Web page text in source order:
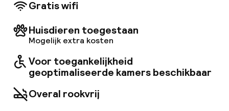
energie op te doen, even weg van de drukte
van de stad.
Gratis wifi
Huisdieren toegestaan
Mogelijk extra kosten
Voor toegankelijkheid
geoptimaliseerde kamers beschikbaar
Overal rookvrij